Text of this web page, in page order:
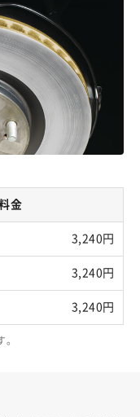
金
3,240円
3,240円
3,240円
。